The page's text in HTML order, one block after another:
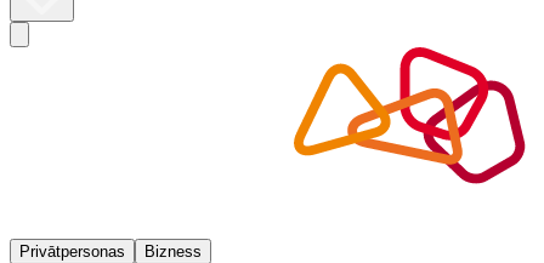
Privātpersonas Bizness